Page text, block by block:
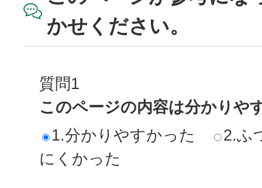
かせください。
質問1
このページの内容は分かりや
1.分かりやすかった
2.ふ
にくかった